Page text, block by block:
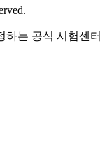
하는 공식 시험센터